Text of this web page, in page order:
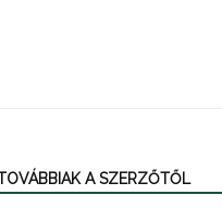
A SZERZŐTŐL